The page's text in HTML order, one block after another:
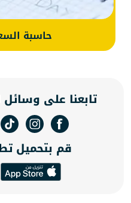
حاسبة
تابعنا على
قم بتحميل